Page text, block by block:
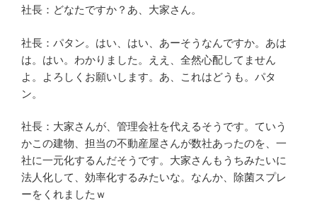
社長：どなたですか？あ、大家さん。
社長：パタン。はい、はい、あーそうなんですか。あは
は。はい。わかりました。ええ、全然心配してません
よ。よろしくお願いします。あ、これはどうも。パタ
ン。
社長：大家さんが、管理会社を代えるそうです。ていう
かこの建物、担当の不動産屋さんが数社あったのを、一
社に一元化するんだそうです。大家さんもうちみたいに
法人化して、効率化するみたいな。なんか、除菌スプレ
ーをくれましたｗ